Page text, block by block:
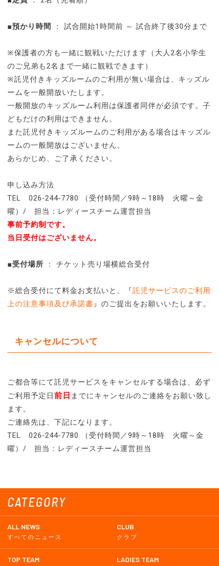
CATEGORY
ALL NEWS
すべてのニュース
CLUB
クラブ
TOP TEAM LADIES TEAM
■預かり時間 ： 試合開始1時間前 ～ 試合終了後30分まで
※保護者の方も一緒に観戦いただけます（大人2名小学生
のご兄弟も2名まで一緒に観戦できます）
※託児付きキッズルームのご利用が無い場合は、キッズル
ームを一般開放いたします。
一般開放のキッズルーム利用は保護者同伴が必須です。子
どもだけの利用はできません。
また託児付きキッズルームのご利用がある場合はキッズル
ームの一般開放はございません。
あらかじめ、ご了承ください。
申し込み方法
TEL 026‐244‐7780 （受付時間／9時～18時 火曜～金
曜）/ 担当：レディースチーム運営担当
事前予約制です。
当日受付はございません。
■受付場所 ： チケット売り場横総合受付
※総合受付にて料金お支払いと、『託児サービスのご利用
上の注意事項及び承諾書』のご提出をお願いいたします。
キャンセルについて
ご都合等にて託児サービスをキャンセルする場合は、必ず
ご利用予定日前日 までにキャンセルのご連絡をお願い致し
ます。
ご連絡先は、下記になります。
TEL 026‐244‐7780 （受付時間／9時～18時 火曜～金
曜）/ 担当：レディースチーム運営担当